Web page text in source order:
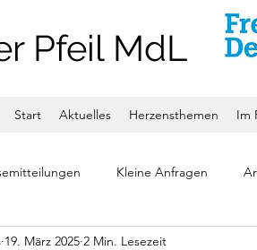
Pfeil MdL
Start Aktuelles Herzensthemen Im
Kleine Anfragen
19. März 2025 2 Min. Lesezeit